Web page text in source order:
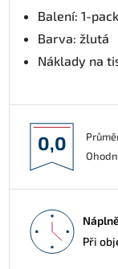
Balení: 1-pack
Barva: žlutá
Náklady na
0,0
Při